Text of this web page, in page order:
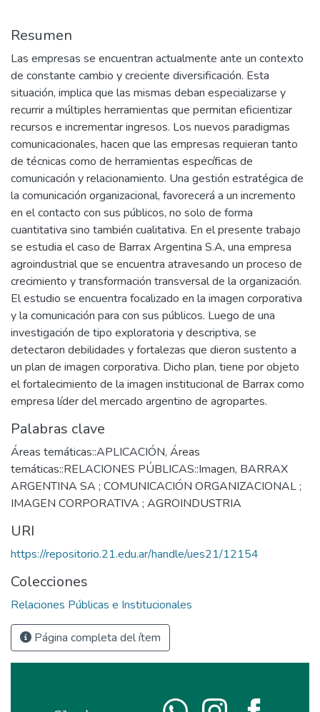
Resumen
Las empresas se encuentran actualmente ante un contexto
de constante cambio y creciente diversificación. Esta
situación, implica que las mismas deban especializarse y
recurrir a múltiples herramientas que permitan eficientizar
recursos e incrementar ingresos. Los nuevos paradigmas
comunicacionales, hacen que las empresas requieran tanto
de técnicas como de herramientas específicas de
comunicación y relacionamiento. Una gestión estratégica de
la comunicación organizacional, favorecerá a un incremento
en el contacto con sus públicos, no solo de forma
cuantitativa sino también cualitativa. En el presente trabajo
se estudia el caso de Barrax Argentina S.A, una empresa
agroindustrial que se encuentra atravesando un proceso de
crecimiento y transformación transversal de la organización.
El estudio se encuentra focalizado en la imagen corporativa
y la comunicación para con sus públicos. Luego de una
investigación de tipo exploratoria y descriptiva, se
detectaron debilidades y fortalezas que dieron sustento a
un plan de imagen corporativa. Dicho plan, tiene por objeto
el fortalecimiento de la imagen institucional de Barrax como
empresa líder del mercado argentino de agropartes.
Palabras clave
Áreas temáticas::APLICACIÓN, Áreas
temáticas::RELACIONES PÚBLICAS::Imagen, BARRAX
ARGENTINA SA ; COMUNICACIÓN ORGANIZACIONAL ;
IMAGEN CORPORATIVA ; AGROINDUSTRIA
URI
https://repositorio.21.edu.ar/handle/ues21/12154
Colecciones
Relaciones Públicas e Institucionales
Página completa del ítem